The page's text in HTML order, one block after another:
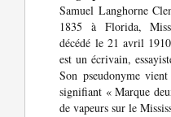
Samuel Langhorne
1835 à Florida,
décédé le 21 avril
est un écrivain,
Son pseudonyme
signifiant « Marque
de vapeurs sur le